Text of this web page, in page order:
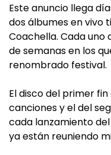
Este anuncio llega
dos álbumes en vivo
Coachella. Cada uno
de semanas en los
renombrado festival.
El disco del primer
canciones y el del
cada lanzamiento
ya están reuniendo